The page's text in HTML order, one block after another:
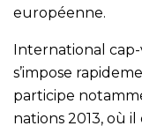
européenne.
International
s’impose
participe
nations 2013, où